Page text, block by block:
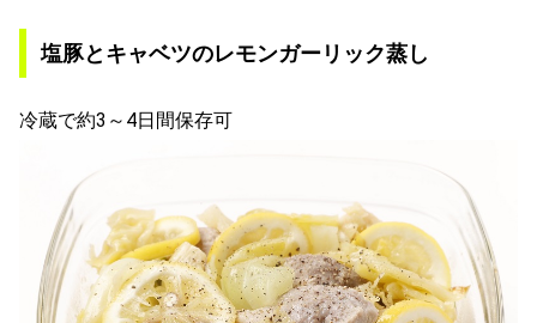
塩豚とキャベツのレモンガーリック蒸し
冷蔵で約3～4日間保存可